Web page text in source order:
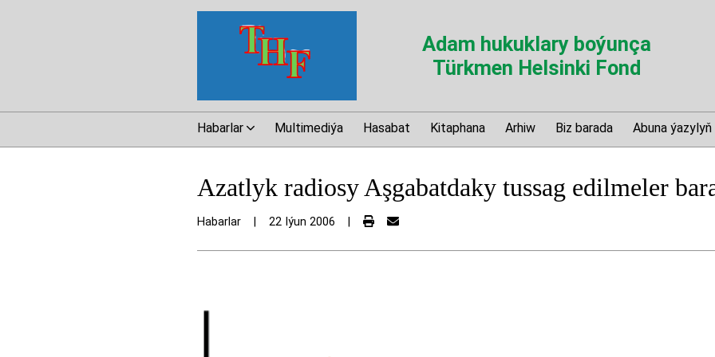
Adam hukuklary boýunça
Türkmen Helsinki Fond
Habarlar Multimediýa Hasabat Kitaphana Arhiw Biz barada Abuna ýazylyň
Azatlyk radiosy Aşgabatdaky tussag edilmeler
Habarlar 22 Iýun 2006